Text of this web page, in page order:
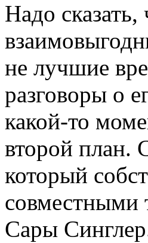
Надо сказать,
не лучшие
разговоры о
какой-то
второй план.
который
совместными
Сары